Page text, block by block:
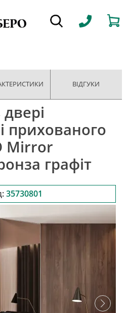
ВІДГУКИ
прихованого
Mirror
графіт
35730801